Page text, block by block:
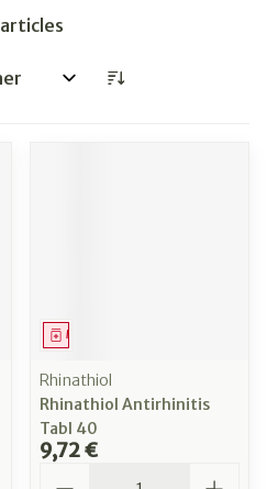
articles
Médicament
Rhinathiol
Rhinathiol Antirhinitis
Tabl 40
9,72 €